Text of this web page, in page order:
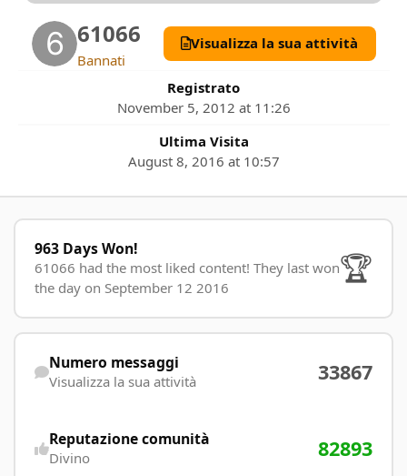
61066
Bannati
Registrato
November 5, 2012 at 11:26
Ultima Visita
August 8, 2016 at 10:57
Visualizza la sua attività
963 Days Won!
963 Days Won!
61066 had the most liked content! They last won
the day on September 12 2016
🏆
Visualizza la sua attività
Numero messaggi
Visualizza la sua attività 33867
Reputazione comunità
Divino 82893